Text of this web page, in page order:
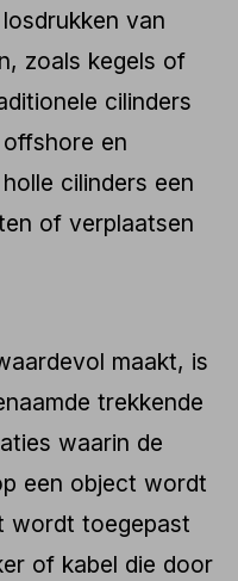
van
zoals kegels of
cilinders
en
cilinders een
of verplaatsen
maakt, is
trekkende
waarin de
een object wordt
wordt toegepast
of kabel die door